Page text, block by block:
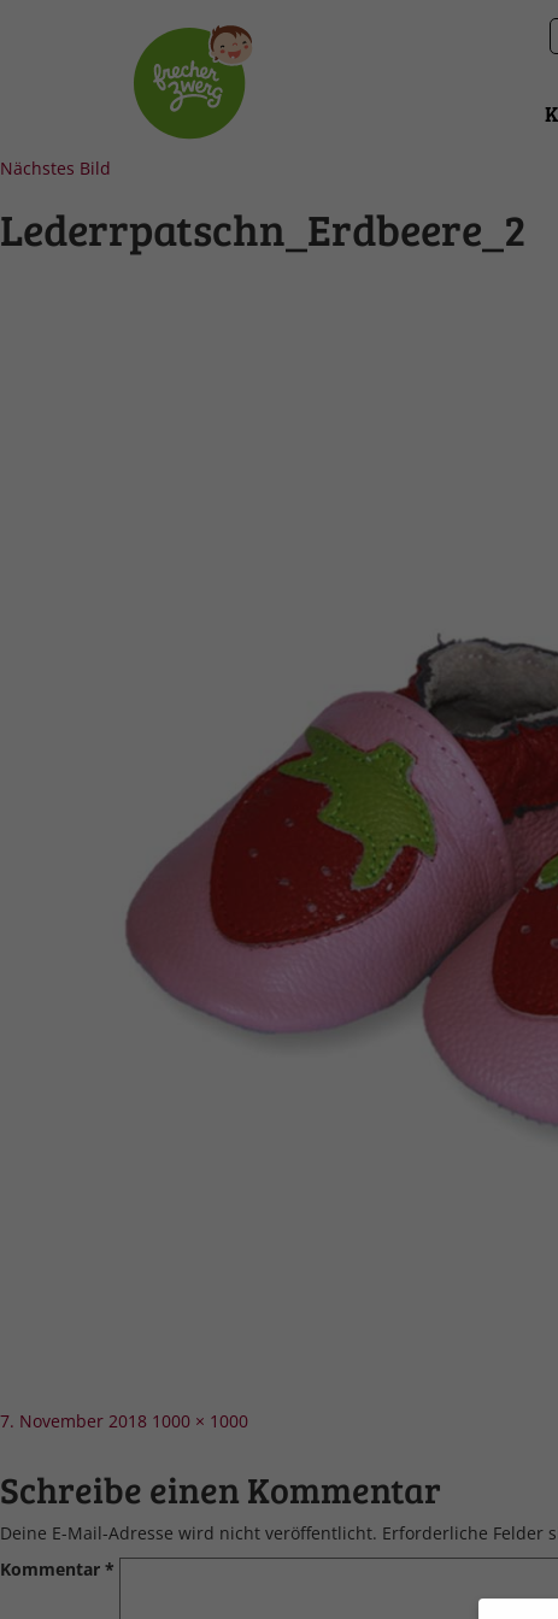
Nächstes Bild
Lederrpatschn_Erdbeere_2
Veröffentlicht
7. November 2018 Volle
1000 × 1000
Schreibe einen Kommentar
Deine E-Mail-Adresse wird nicht veröffentlicht. Erforderliche Felder
Kommentar *